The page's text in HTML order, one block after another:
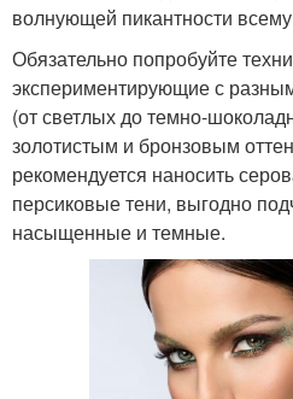
волнующей пикантности
Обязательно попробуйте
экспериментирующие с
(от светлых до темно-
золотистым и бронзовым
рекомендуется наносить
персиковые тени, выгодно
насыщенные и темные.